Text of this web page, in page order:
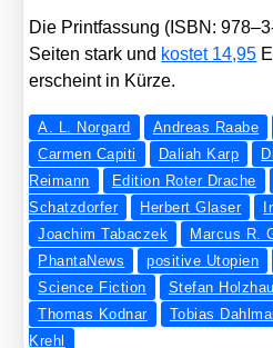
Die Print­fas­sung (ISBN:
Sei­ten stark und kos­tet 14,95
erscheint in Kür­ze.
A. L. Norgard Andreas Raabe
Carmen Capiti
Daliah Karp
Reimann
Edition Roter Drache
Schatzdorfer
Herbert Glaser
Joachim Tabaczek
Marcus R.
PhantaNews
positive Utopien
Science Fiction
Stefan
Thomas Kodnar
Tobias
Krehl